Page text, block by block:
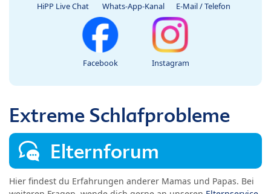
HiPP Live Chat Whats-App-Kanal E-Mail / Telefon
Facebook Instagram
Extreme Schlafprobleme
Elternforum
Hier findest du Erfahrungen anderer Mamas und Papas. Bei